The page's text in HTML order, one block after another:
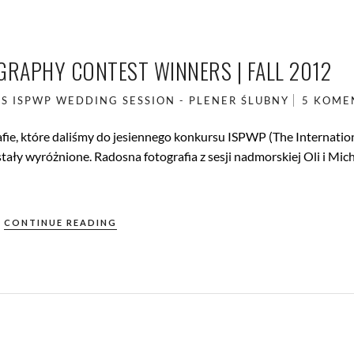
CONTEST WINNERS | FALL 2012
ISPWP WEDDING SESSION - PLENER ŚLUBNY 5
które daliśmy do jesiennego konkursu ISPWP (The
wyróżnione. Radosna fotografia z sesji nadmorskiej Oli i
CONTINUE READING